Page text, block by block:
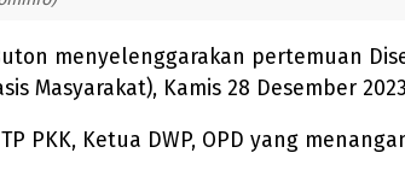
menyelenggarakan pertemuan
Masyarakat), Kamis 28 Desember
PKK, Ketua DWP, OPD yang